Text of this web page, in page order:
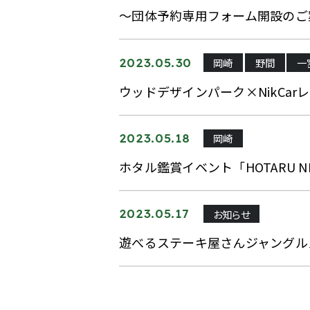
～団体予約専用フォーム開設の
2023.05.30 岡崎 野間 一
ウッドデザインパーク×NikCar
2023.05.18 岡崎
ホタル鑑賞イベント「HOTARU
2023.05.17 お知らせ
遊べるステーキ屋さんジャング